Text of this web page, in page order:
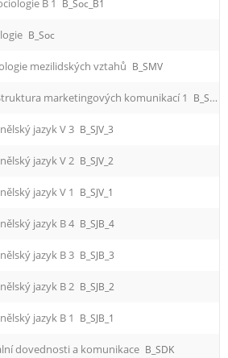
B 1 B_Soc_B1
B_Soc
mezilidských vztahů B_SMV
marketingových komunikací 1 B_SMaK_1
jazyk V 3 B_SJV_3
jazyk V 2 B_SJV_2
jazyk V 1 B_SJV_1
jazyk B 4 B_SJB_4
jazyk B 3 B_SJB_3
jazyk B 2 B_SJB_2
jazyk B 1 B_SJB_1
dovednosti a komunikace B_SDK